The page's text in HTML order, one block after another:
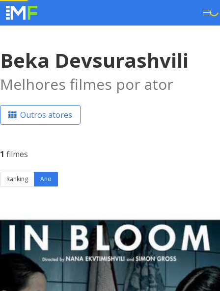
Beka Devsurashvili
Melhores filmes por ator
Outros atores
1 filmes
Ranking Ano